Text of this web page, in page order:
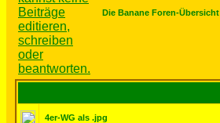
Die Banane Foren-Übersicht
4er-WG als .jpg